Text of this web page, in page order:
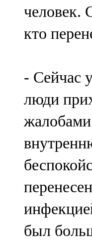
человек.
кто
- Сейчас
люди
был